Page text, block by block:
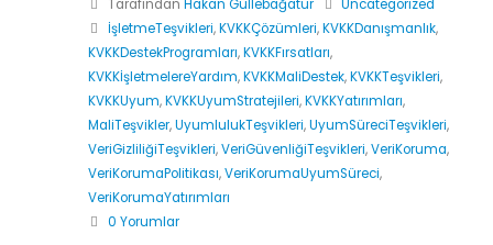
Tarafından Hakan Güllebağatur
Uncategorized
İşletmeTeşvikleri,KVKKÇözümleri,KVKKDanışmanlık,
KVKKDestekProgramları,KVKKFırsatları,
KVKKİşletmelereYardım,KVKKMaliDestek,KVKKTeşvikleri,
KVKKUyum,KVKKUyumStratejileri,KVKKYatırımları,
MaliTeşvikler,UyumlulukTeşvikleri,UyumSüreciTeşvikleri,
VeriGizliliğiTeşvikleri,VeriGüvenliğiTeşvikleri,VeriKoruma,
VeriKorumaPolitikası,VeriKorumaUyumSüreci,
VeriKorumaYatırımları
0 Yorumlar